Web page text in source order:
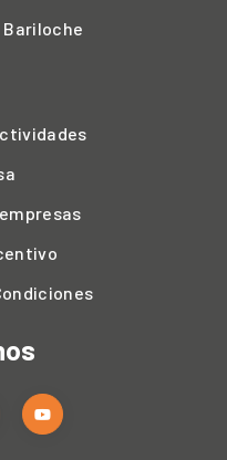
Bariloche